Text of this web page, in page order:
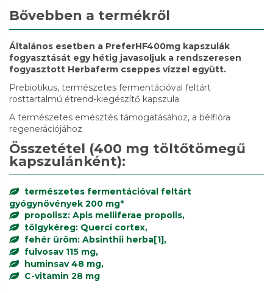
Bővebben a termékről
Általános esetben a PreferHF400mg kapszulák
fogyasztását egy hétig javasoljuk a rendszeresen
fogyasztott Herbaferm cseppes vízzel együtt.
Prebiotikus, természetes fermentációval feltárt
rosttartalmú étrend-kiegészítő kapszula
A természetes emésztés támogatásához, a bélflóra
regenerációjához
Összetétel (400 mg töltőtömegű
kapszulánként):
természetes fermentációval feltárt
gyógynövények 200 mg*
propolisz: Apis melliferae propolis,
tölgykéreg: Quercí cortex,
fehér üröm: Absinthii herba[1],
fulvosav 115 mg,
huminsav 48 mg,
C-vitamin 28 mg